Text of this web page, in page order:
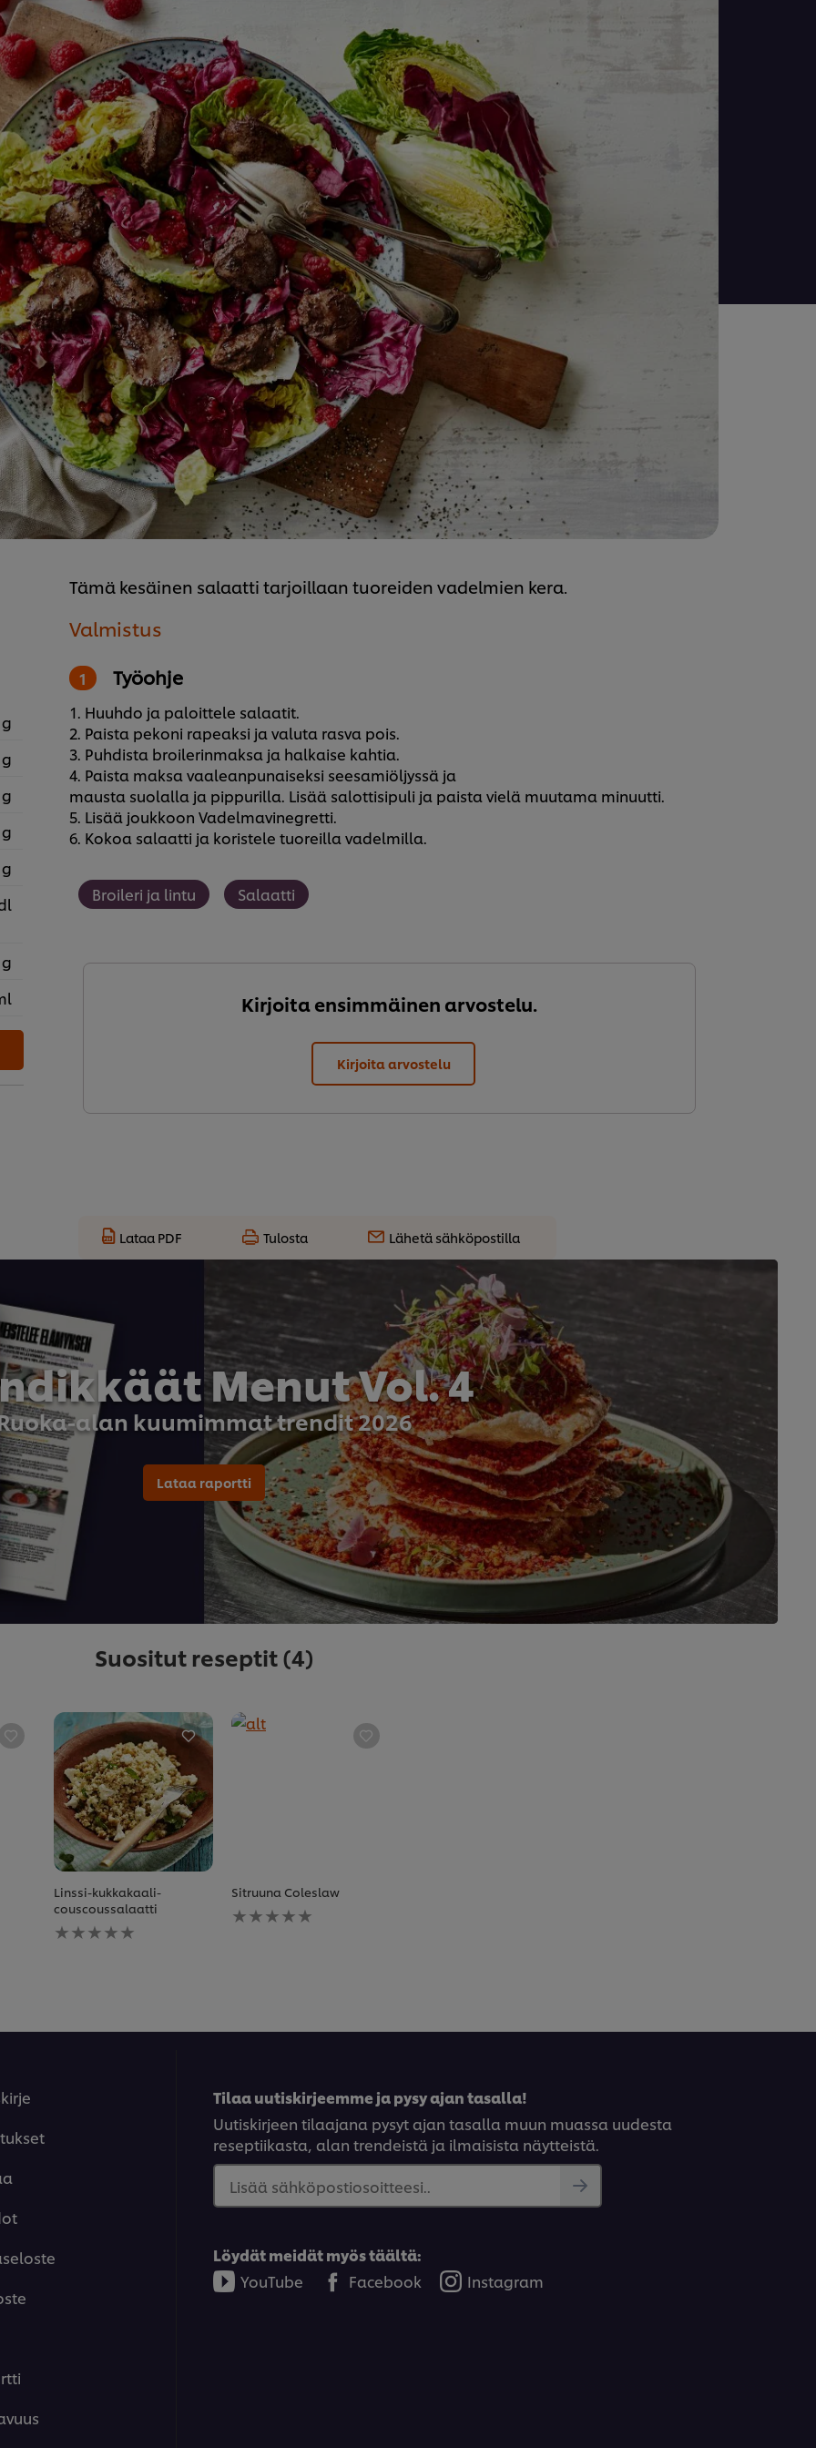
Tämä kesäinen salaatti tarjoillaan tuoreiden vadelmien kera.
Valmistus
Työohje
1. Huuhdo ja paloittele salaatit.
2. Paista pekoni rapeaksi ja valuta rasva pois.
3. Puhdista broilerinmaksa ja halkaise kahtia.
4. Paista maksa vaaleanpunaiseksi seesamiöljyssä ja
mausta suolalla ja pippurilla. Lisää salottisipuli ja paista vielä muutama minuutti.
5. Lisää joukkoon Vadelmavinegretti.
6. Kokoa salaatti ja koristele tuoreilla vadelmilla.
Broileri ja lintu Salaatti
Kirjoita ensimmäinen arvostelu.
Kirjoita arvostelu
Lataa PDF Tulosta Lähetä sähköpostilla
Menut Vol. 4
alan kuumimmat trendit 2026
Lataa raportti
Suositut reseptit(4)
Linssi-kukkakaali-
couscoussalaatti
Ei
arvioita
Sitruuna Coleslaw
Ei
arvioita
Tilaa uutiskirjeemme ja pysy ajan tasalla!
Uutiskirjeen tilaajana pysyt ajan tasalla muun muassa uudesta
reseptiikasta, alan trendeistä ja ilmaisista näytteistä.
Lisää sähköpostiosoitteesi..
Löydät meidät myös täältä:
YouTube
Facebook Instagram